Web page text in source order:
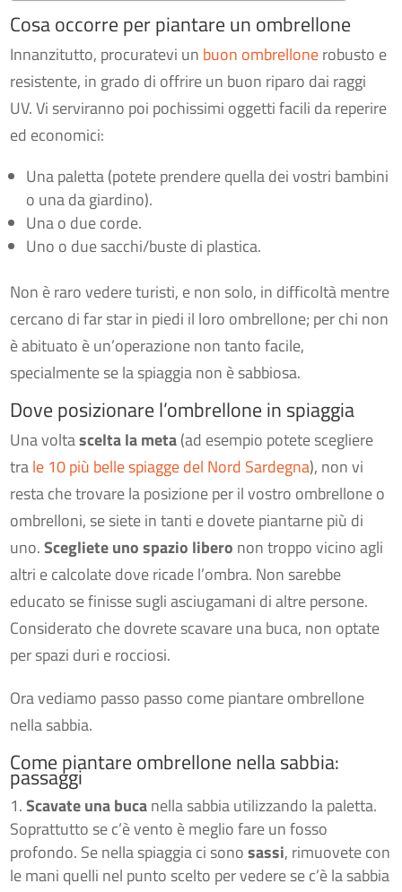
Cosa occorre per piantare un ombrellone
Innanzitutto, procuratevi un buon ombrellonerobusto e
resistente, in grado di offrire un buon riparo dai raggi
UV. Vi serviranno poi pochissimi oggetti facili da reperire
ed economici:
Una paletta (potete prendere quella dei vostri bambini
o una da giardino).
Una o due corde.
Uno o due sacchi/buste di plastica.
Non è raro vedere turisti, e non solo, in difficoltà mentre
cercano di far star in piedi il loro ombrellone; per chi non
è abituato è un’operazione non tanto facile,
specialmente se la spiaggia non è sabbiosa.
Dove posizionare l’ombrellone in spiaggia
Una voltascelta la meta(ad esempio potete scegliere
trale 10 più belle spiagge del Nord Sardegna), non vi
resta che trovare la posizione per il vostro ombrellone o
ombrelloni, se siete in tanti e dovete piantarne più di
uno.Sceglieteuno spazio libero non troppo vicino agli
altri e calcolate dove ricade l’ombra. Non sarebbe
educato se finisse sugli asciugamani di altre persone.
Considerato che dovrete scavare una buca, non optate
per spazi duri e rocciosi.
Ora vediamo passo passo come piantare ombrellone
nella sabbia.
Come piantare ombrellone nella sabbia:
passaggi
Scavate una bucanella sabbia utilizzando la paletta.
Soprattutto se c’è vento è meglio fare un fosso
profondo. Se nella spiaggia ci sonosassi, rimuovete con
le mani quelli nel punto scelto per vedere se c’è la sabbia